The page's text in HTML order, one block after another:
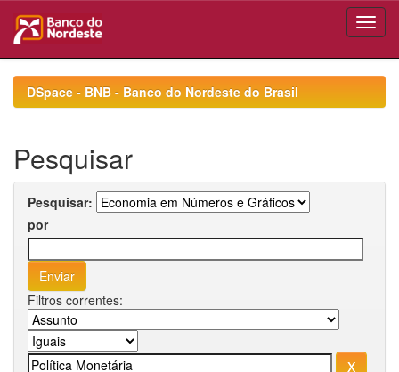
navigationDSpace - BNB - Banco do Nordeste do Brasil
Pesquisar
Pesquisar:
por
Filtros correntes: